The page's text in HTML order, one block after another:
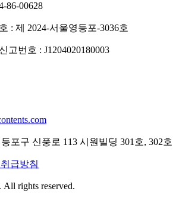
86-00628
: 제 2024-서울영등포-3036호
고번호 : J1204020180003
포구 신풍로 113 시원빌딩 301호, 302호
급방침
rights reserved.